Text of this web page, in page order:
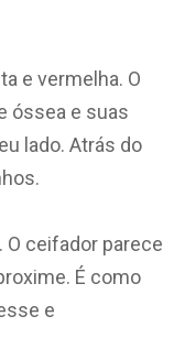
e vermelha. O
óssea e suas
lado. Atrás do
O ceifador parece
É como
e